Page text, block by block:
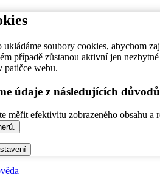
soubory cookies, abychom
případě zůstanou aktivní jen
patičce webu.
údaje z následujících důvodů
měřit efektivitu zobrazeného obsahu